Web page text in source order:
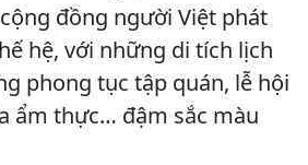
đồng người Việt phát
hệ, với những di tích lịch
phong tục tập quán, lễ hội
ẩm thực… đậm sắc màu